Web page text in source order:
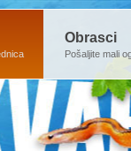
Obrasci
Pošaljite mali